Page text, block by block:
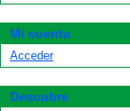
Mi cuenta
Acceder
Descubre